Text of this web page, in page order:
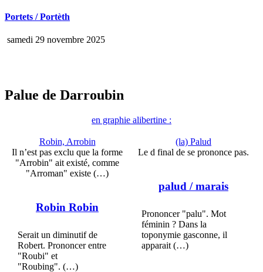
Portets / Portèth
samedi 29 novembre 2025
Palue de Darroubin
en graphie alibertine :
Robin, Arrobin
Il n’est pas exclu que la forme
"Arrobin" ait existé, comme
"Arroman" existe (…)
Robin Robin
Serait un diminutif de
Robert. Prononcer entre
"Roubi" et
"Roubing". (…)
(la) Palud
Le d final de se prononce pas.
palud / marais
Prononcer "palu". Mot
féminin ? Dans la
toponymie gasconne, il
apparait (…)